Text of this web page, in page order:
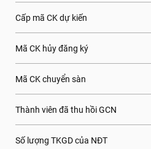
Cấp mã CK dự kiến
Mã CK hủy đăng ký
Mã CK chuyển sàn
Thành viên đã thu hồi GCN
Số lượng TKGD của NĐT